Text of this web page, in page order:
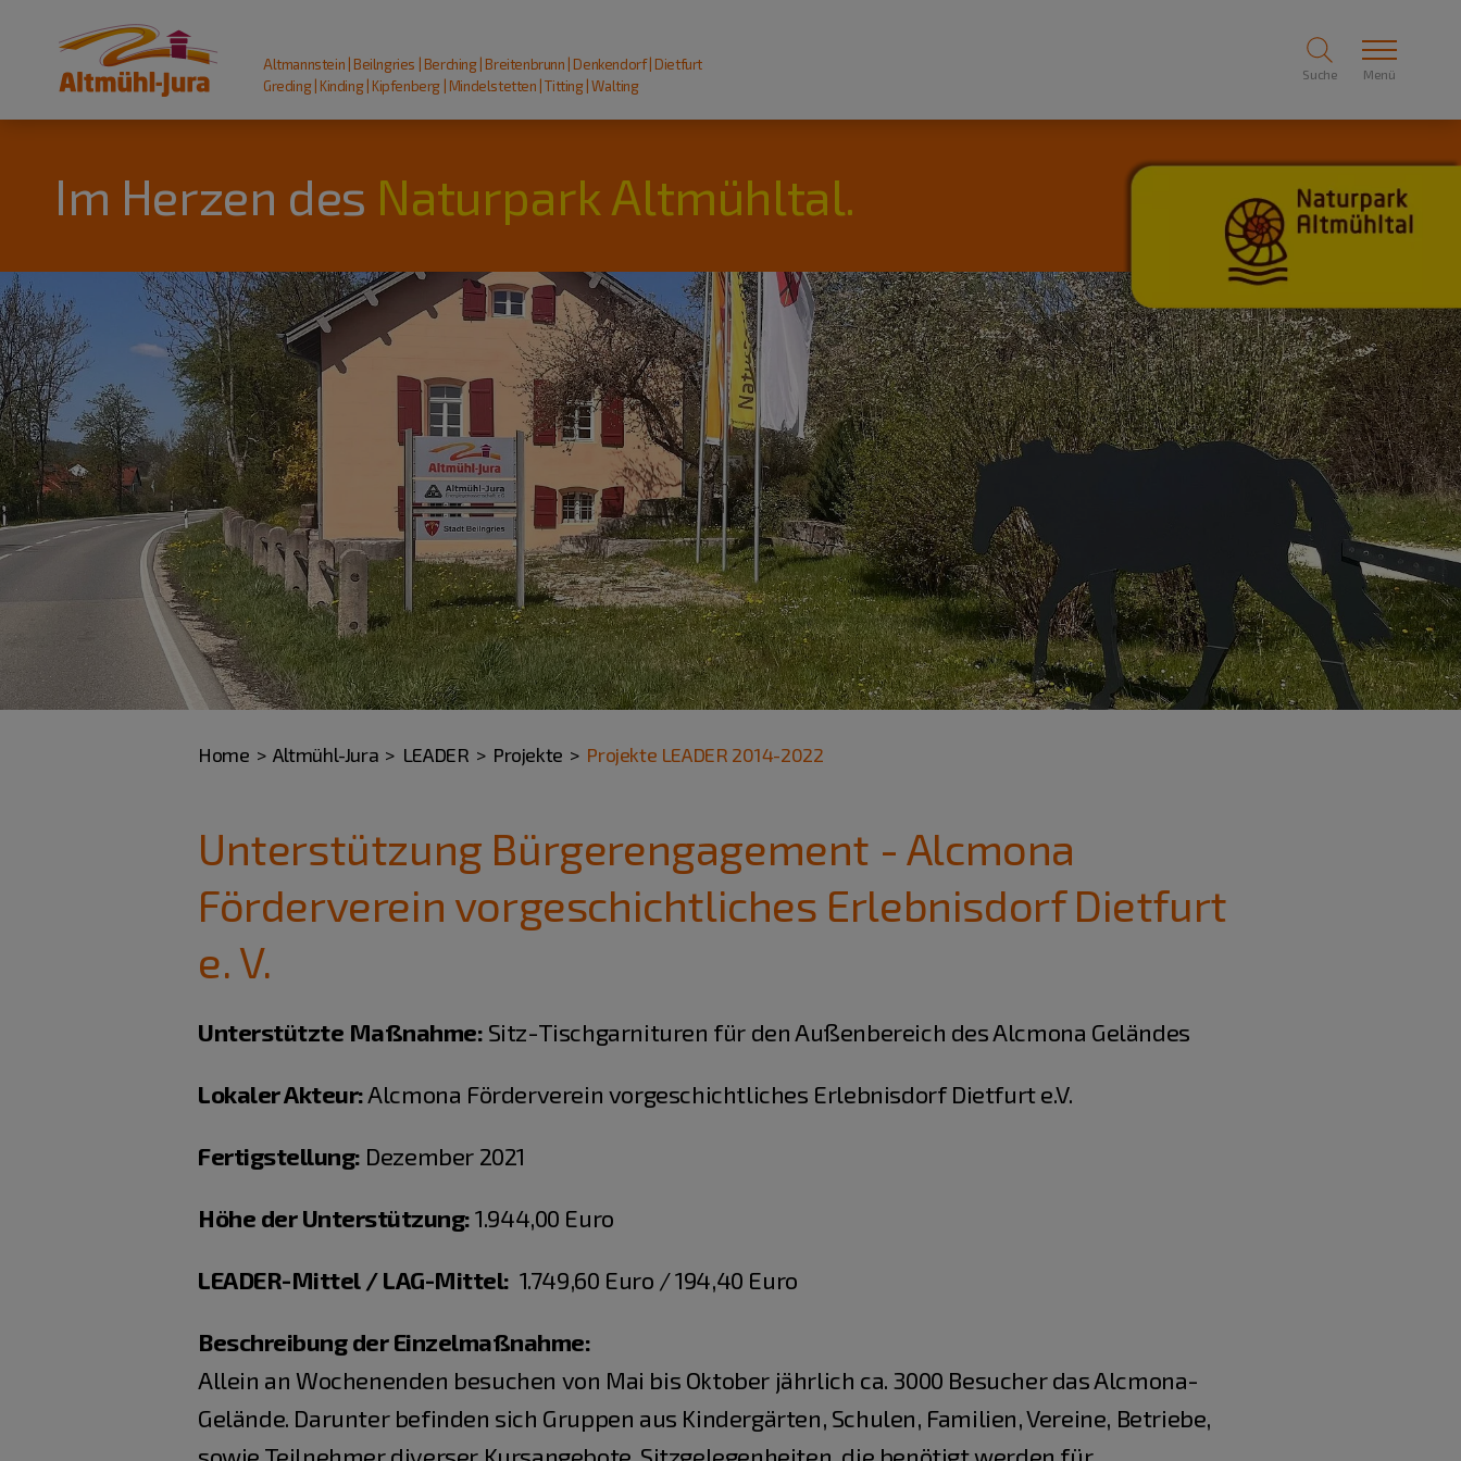
Altmannstein | Beilngries | Berching | Breitenbrunn | Denkendorf | Dietfurt
Greding | Kinding | Kipfenberg | Mindelstetten | Titting | Walting
Suche Menü
Im Herzen des Naturpark Altmühltal.
Home Altmühl-Jura LEADER Projekte Projekte LEADER 2014-2022
Unterstützung Bürgerengagement - Alcmona
Förderverein vorgeschichtliches Erlebnisdorf Dietfurt
e. V.
Unterstützte Maßnahme: Sitz-Tischgarnituren für den Außenbereich des Alcmona Geländes
Lokaler Akteur:Alcmona Förderverein vorgeschichtliches Erlebnisdorf Dietfurt e.V.
Fertigstellung: Dezember 2021
Höhe der Unterstützung:1.944,00 Euro
LEADER-Mittel / LAG-Mittel: 1.749,60 Euro / 194,40 Euro
Beschreibung der Einzelmaßnahme:
Allein an Wochenenden besuchen von Mai bis Oktober jährlich ca. 3000 Besucher das Alcmona-
Gelände. Darunter befinden sich Gruppen aus Kindergärten, Schulen, Familien, Vereine, Betriebe,